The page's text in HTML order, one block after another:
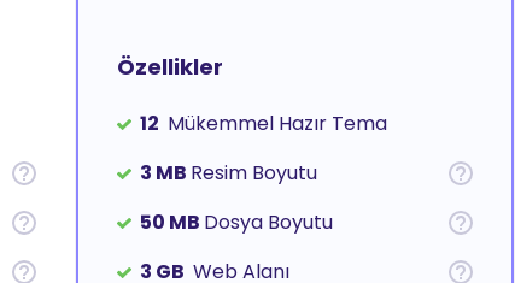
Özellikler
12 Mükemmel Hazır Tema
3 MB Resim Boyutu
50 MB Dosya Boyutu
3 GB Web Alanı